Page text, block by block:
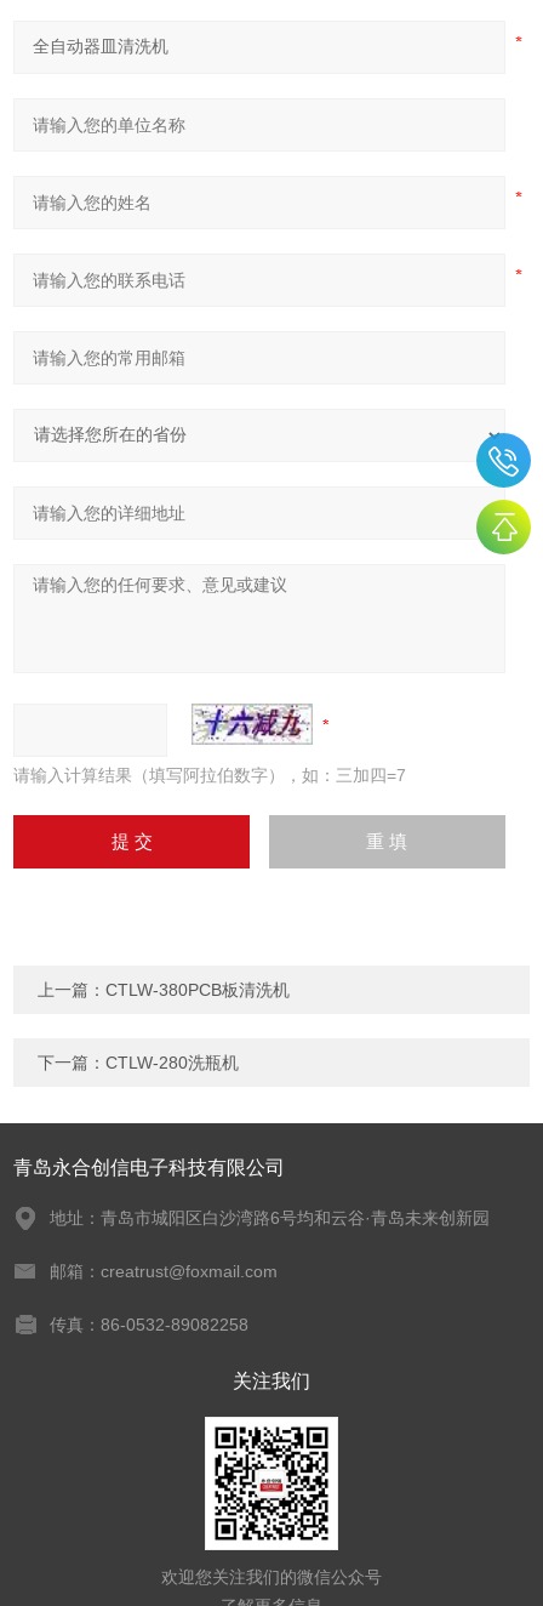
请输入计算结果（填写阿拉伯数字），如：三加四=7
上一篇：CTLW-380PCB板清洗机
下一篇：CTLW-280洗瓶机
青岛永合创信电子科技有限公司
地址：青岛市城阳区白沙湾路6号均和云谷·青岛未来创新园
邮箱：creatrust@foxmail.com
传真：86-0532-89082258
关注我们
欢迎您关注我们的微信公众号